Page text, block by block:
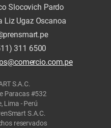
Slocovich Pardo
Liz Ugaz Oscanoa
311 6500
S.A.C.
Paracas #532
Lima - Perú
S.A.C.
reservados